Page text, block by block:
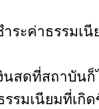
ระค่าธรรมเ
นสดที่สถาบัน
รรมเนียมที่เกิ